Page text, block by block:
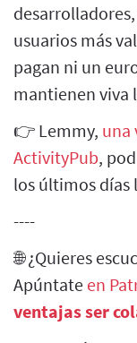
usuarios más
pagan ni un
mantienen viva
👉 Lemmy, una
ActivityPub,
los últimos días
----
🌐 ¿Quieres
Apúntate en
ventajas ser